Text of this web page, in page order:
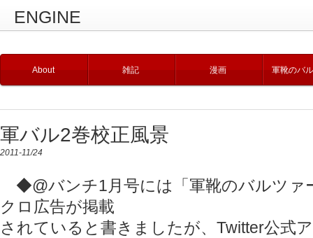
ENGINE
About 雑記 漫画 軍靴のバ
軍バル2巻校正風景
2011-11/24
◆@バンチ1月号には「軍靴のバルツァ
クロ広告が掲載
されていると書きましたが、Twitter公式